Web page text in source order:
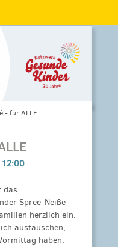
- für ALLE
12:00
das
Spree-Neiße
herzlich ein.
austauschen,
haben.